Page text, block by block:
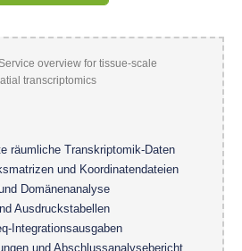
räumliche Transkriptomik-Daten
und Koordinatendateien
Domänenanalyse
Ausdruckstabellen
Integrationsausgaben
und Abschlussanalysebericht